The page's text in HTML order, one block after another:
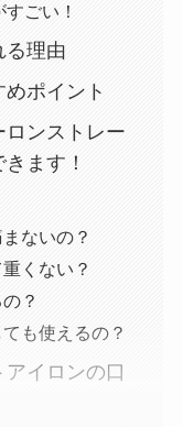
ごい！
る理由
ポイント
ンストレー
ます！
ないの？
くない？
？
も使えるの？
イロンの口